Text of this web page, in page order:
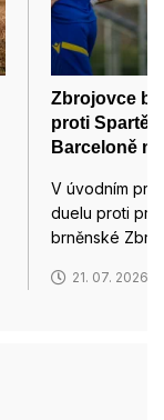
Zbrojovce
proti Spartě
Barceloně
V úvodním
duelu proti
brněnské
21. 07. 2026